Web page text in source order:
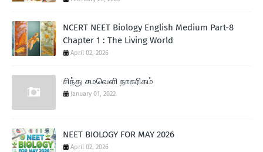
NCERT NEET Biology English Medium Part-8
Chapter 1 : The Living World
April 02, 2026
சிந்து சமவெளி நாகரிகம்
January 01, 2022
NEET BIOLOGY FOR MAY 2026
April 02, 2026